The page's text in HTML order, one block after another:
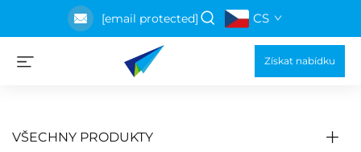
[email protected] CS
Získat nabídku
VŠECHNY PRODUKTY